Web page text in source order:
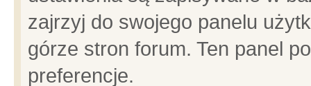
zajrzyj do swojego panelu
górze stron forum. Ten panel
preferencje.